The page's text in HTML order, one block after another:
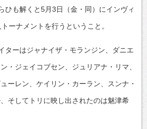
ひも解くと5月3日（金・同）にインヴィ
ーナメントを行うということ。
ターはジャナイザ・モランジン、ダニエ
・ジェイコブセン、ジュリアナ・リマ、
ーレン、ケイリン・カーラン、スンナ・
そしてトリに映し出されたのは魅津希